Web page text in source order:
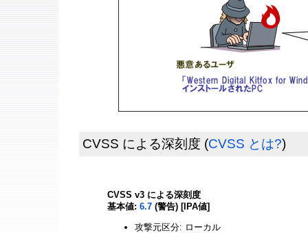
CVSS による深刻度 (CVSS とは?)
CVSS v3 による深刻度
基本値: 6.7 (警告) [IPA値]
攻撃元区分: ローカル